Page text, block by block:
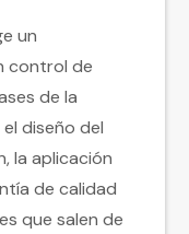
un
control de
de la
diseño del
la aplicación
de calidad
que salen de